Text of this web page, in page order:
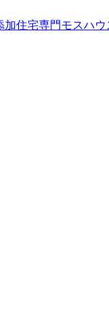
住宅専門モスハウス